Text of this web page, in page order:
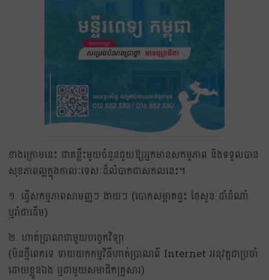
ខាងក្រោមនេះ ជាគន្លឹះមួយចំនួនជួយឱ្យអ្នកមានសកម្មភាព និងទទួលបាន
សុខភាពល្អក្នុងកាលៈទេសៈដ៏លំបាកជាសកលនេះ។
១. ធ្វេីសកម្មភាពសាមញ្ញៗ ងាយៗ (បោកសម្អាតផ្ទះ ថែសួន ដាំដំណាំ
ឬរាំជាដេីម)
២. ហាត់ប្រាណជាមួយបច្ចេកវិទ្យា
(មិនថ្មីពេកទេ ទាយយកកម្មវិធីហាត់ប្រាណពី Internet អនុវត្តជាប្រចាំ
ដោយខ្លួនឯង ឬជាមួយសមាជិកគ្រួសារ)